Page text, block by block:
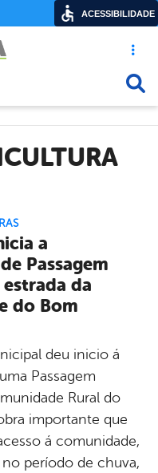
Acesso
a
Passagem
da
do Bom
deu inicio á
Passagem
Rural do
importante que
á comunidade,
período de chuva,
ACESSIBILIDADE